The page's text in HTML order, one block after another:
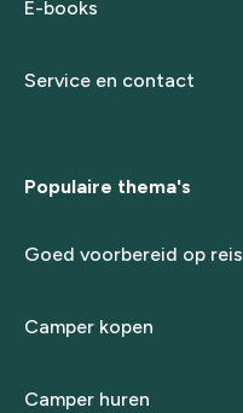
E-books
Service en contact
Populaire thema's
Goed voorbereid op reis
Camper kopen
Camper huren